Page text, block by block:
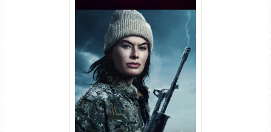
Balística Torrent (2025) WEB-
DL 1080p Dual Áudio